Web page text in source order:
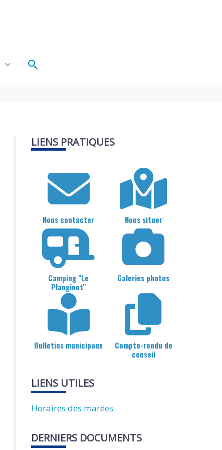
Rechercher
LIENS PRATIQUES
Nous contacter Nous situer
Camping "Le
Planginot"
Galeries photos
Bulletins municipaux
Compte-rendu de
conseil
LIENS UTILES
Horaires des marées
DERNIERS DOCUMENTS